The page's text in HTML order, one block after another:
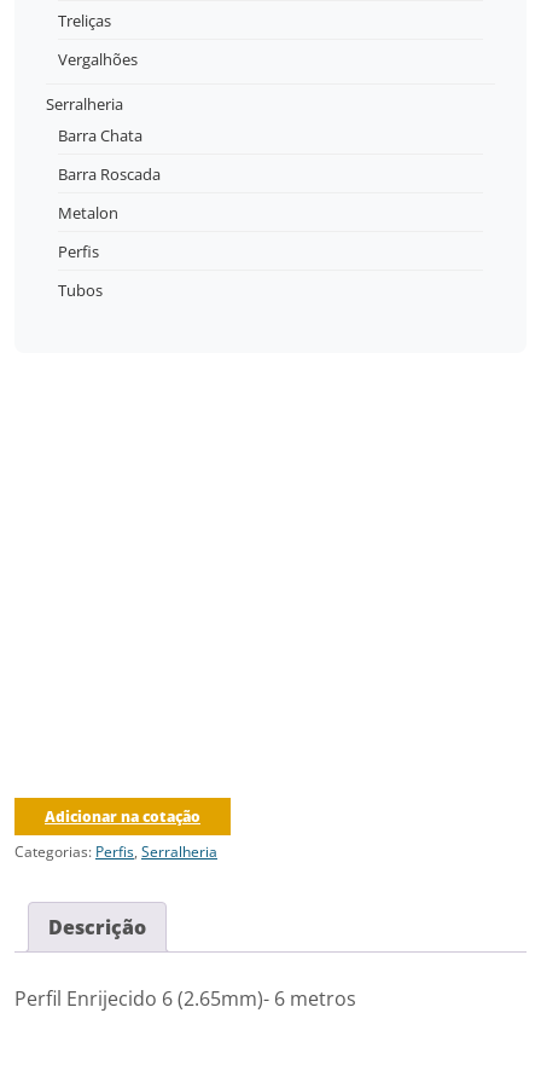
Treliças
Vergalhões
Serralheria
Barra Chata
Barra Roscada
Metalon
Perfis
Tubos
Adicionar na cotação
Categorias: Perfis, Serralheria
Descrição
Perfil Enrijecido 6 (2.65mm)- 6 metros